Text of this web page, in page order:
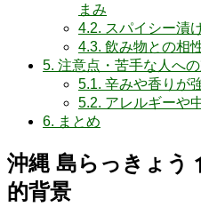
まみ
4.2. スパイシー漬
4.3. 飲み物との相
5. 注意点・苦手な人へ
5.1. 辛みや香りが
5.2. アレルギーや
6. まとめ
沖縄 島らっきょう
的背景